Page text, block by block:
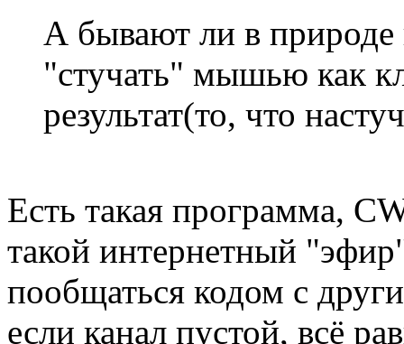
А бывают ли в
"стучать" мышью как
результат(то, что
Есть такая программа,
такой интернетный
пообщаться кодом с
если канал пустой, всё